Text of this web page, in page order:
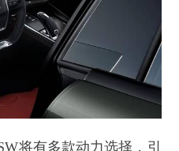
将有多款动力选择，引